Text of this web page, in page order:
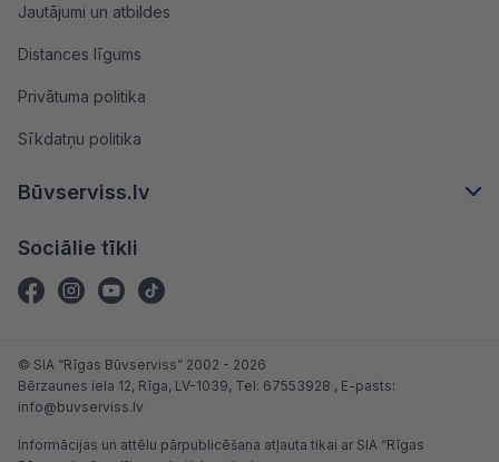
Jautājumi un atbildes
Distances līgums
Privātuma politika
Sīkdatņu politika
Būvserviss.lv
Sociālie tīkli
© SIA “Rīgas Būvserviss” 2002 - 2026
Bērzaunes iela 12, Rīga, LV-1039, Tel: 67553928 , E-pasts:
info@buvserviss.lv
Informācijas un attēlu pārpublicēšana atļauta tikai ar SIA “Rīgas